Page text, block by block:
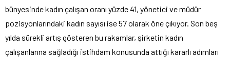
bünyesinde kadın çalışan oranı yüzde 41, yönetici ve müdür
pozisyonlarındaki kadın sayısı ise 57 olarak öne çıkıyor. Son beş
yılda sürekli artış gösteren bu rakamlar, şirketin kadın
çalışanlarına sağladığı istihdam konusunda attığı kararlı adımları